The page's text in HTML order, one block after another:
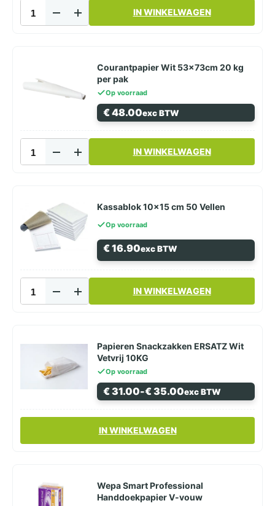
Wit
45x55cm
pak
aantal
IN WINKELWAGEN
Courantpapier Wit 53x73cm 20 kg
per pak
Op voorraad
€48.00exc BTW
Wit
53x73cm
pak
aantal
IN WINKELWAGEN
Kassablok 10×15 cm 50 Vellen
Op voorraad
€16.90exc BTW
10x15
cm
aantal
IN WINKELWAGEN
Papieren Snackzakken ERSATZ Wit
Vetvrij 10KG
Op voorraad
€31.00-€35.00
Prijsklasse:
€ 31.00
€ 35.00
exc BTW
IN WINKELWAGEN
Dit
heeft
Deze
optie
Wepa Smart Professional
Handdoekpapier V-vouw